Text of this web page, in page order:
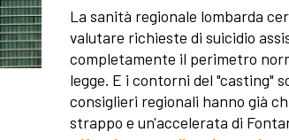
La sanità regionale lombarda
valutare richieste di suicidio
completamente il perimetro
legge. E i contorni del "casting"
consiglieri regionali hanno già
strappo e un'accelerata di